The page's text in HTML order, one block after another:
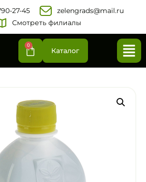
27-45‬
zelengrads@mail.ru
Смотреть филиалы
0
Каталог